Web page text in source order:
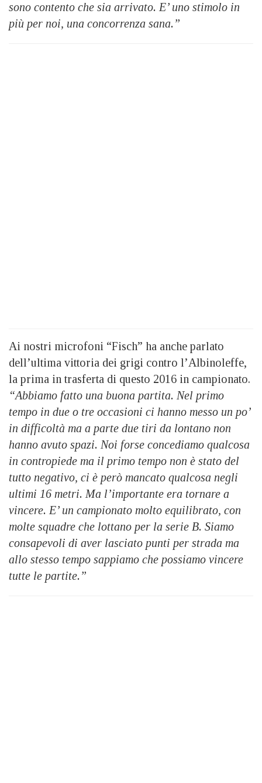
sono contento che sia arrivato. E’ uno stimolo in
più per noi, una concorrenza sana.”
Ai nostri microfoni “Fisch” ha anche parlato
dell’ultima vittoria dei grigi contro l’Albinoleffe,
la prima in trasferta di questo 2016 in campionato.
“Abbiamo fatto una buona partita. Nel primo
tempo in due o tre occasioni ci hanno messo un po’
in difficoltà ma a parte due tiri da lontano non
hanno avuto spazi. Noi forse concediamo qualcosa
in contropiede ma il primo tempo non è stato del
tutto negativo, ci è però mancato qualcosa negli
ultimi 16 metri. Ma l’importante era tornare a
vincere. E’ un campionato molto equilibrato, con
molte squadre che lottano per la serie B. Siamo
consapevoli di aver lasciato punti per strada ma
allo stesso tempo sappiamo che possiamo vincere
tutte le partite.”